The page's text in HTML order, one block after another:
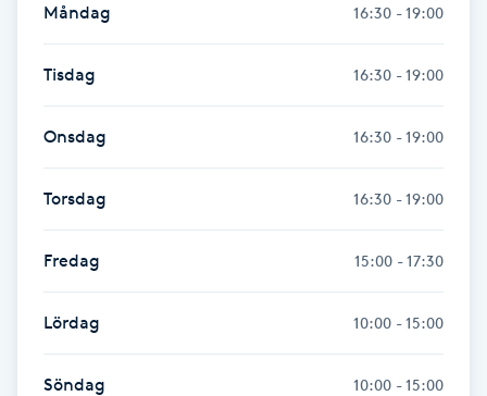
Gravidmassage
Gravidyoga
Gruppträning
Gua Sha-massage
Måndag 16:30 - 19:00
Tisdag 16:30 - 19:00
Onsdag 16:30 - 19:00
Torsdag 16:30 - 19:00
Fredag 15:00 - 17:30
Lördag 10:00 - 15:00
Söndag 10:00 - 15:00